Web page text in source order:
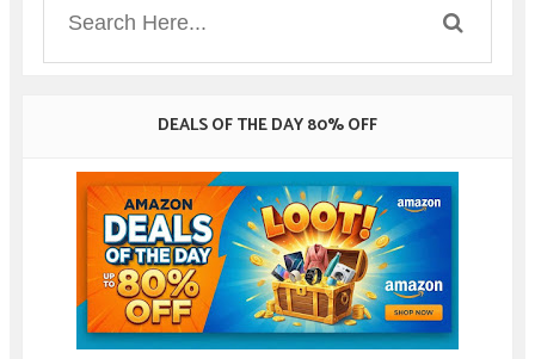
DEALS OF THE DAY 80% OFF